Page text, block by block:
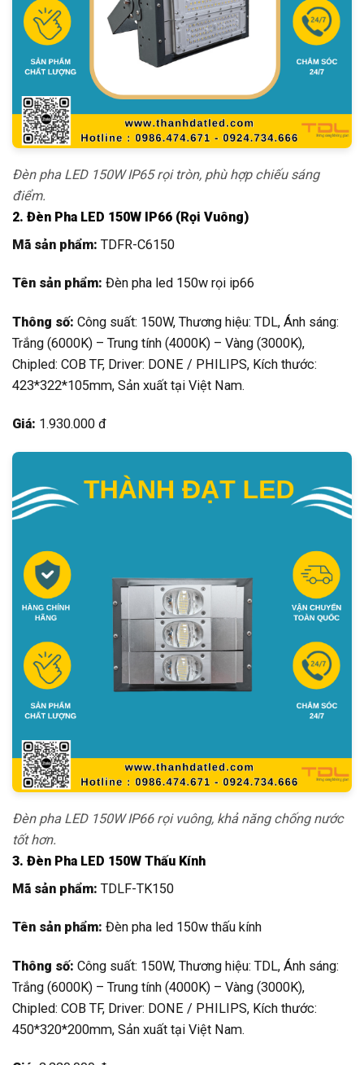
Đèn pha LED 150W IP65 rọi tròn, phù hợp chiếu sáng
điểm.
2. Đèn Pha LED 150W IP66 (Rọi Vuông)
Mã sản phẩm: TDFR-C6150
Tên sản phẩm: Đèn pha led 150w rọi ip66
Thông số: Công suất: 150W, Thương hiệu: TDL, Ánh sáng:
Trắng (6000K) – Trung tính (4000K) – Vàng (3000K),
Chipled: COB TF, Driver: DONE / PHILIPS, Kích thước:
423*322*105mm, Sản xuất tại Việt Nam.
Giá: 1.930.000 đ
Đèn pha LED 150W IP66 rọi vuông, khả năng chống nước
tốt hơn.
3. Đèn Pha LED 150W Thấu Kính
Mã sản phẩm: TDLF-TK150
Tên sản phẩm: Đèn pha led 150w thấu kính
Thông số: Công suất: 150W, Thương hiệu: TDL, Ánh sáng:
Trắng (6000K) – Trung tính (4000K) – Vàng (3000K),
Chipled: COB TF, Driver: DONE / PHILIPS, Kích thước:
450*320*200mm, Sản xuất tại Việt Nam.